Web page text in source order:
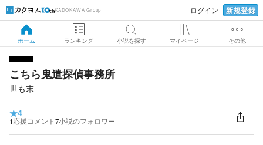
KADOKAWA Group ログイン 新規登録
ホーム ランキング 小説を探す マイページ その他
こちら鬼遣探偵事務所
世も末
★4
1応援コメント7小説のフォロワー